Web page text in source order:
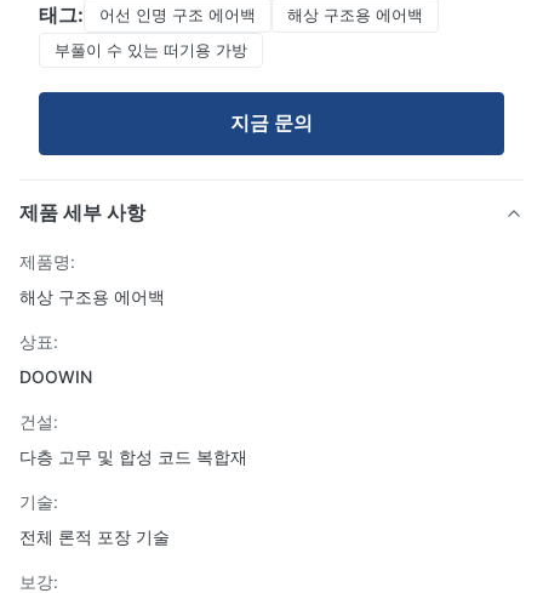
태그: 어선 인명 구조 에어백
해상 구조용 에어백
부풀이 수 있는 떠기용 가방
지금 문의
제품 세부 사항
제품명:
해상 구조용 에어백
상표:
DOOWIN
건설:
다층 고무 및 합성 코드 복합재
기술:
전체 론적 포장 기술
보강: